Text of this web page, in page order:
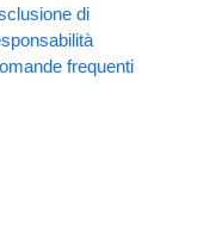
di
frequenti